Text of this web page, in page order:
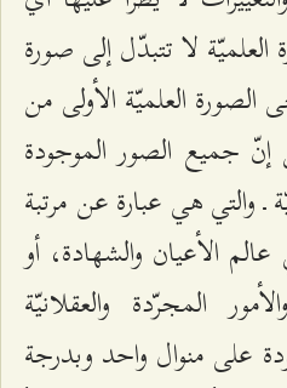
العلميّة لا تتبدّل إلى صورة
العلميّة الأولى من
جميع الصور الموجودة
ـ‌ والتي هي عبارة عن مرتبة
الأعيان والشهادة، أو
المجرّدة والعقلانيّة
على منوال واحد وبدرجة